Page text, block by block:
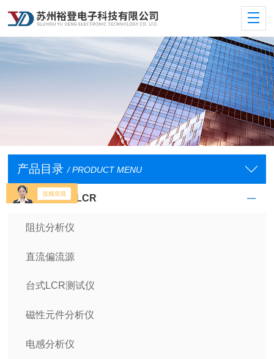
产品目录 / PRODUCT MENU
阻抗分析仪及LCR
阻抗分析仪
直流偏流源
台式LCR测试仪
磁性元件分析仪
电感分析仪